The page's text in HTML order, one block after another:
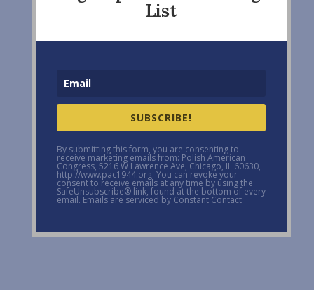
List
SUBSCRIBE!
By submitting this form, you are consenting to
receive marketing emails from: Polish American
Congress, 5216 W Lawrence Ave, Chicago, IL 60630,
http://www.pac1944.org. You can revoke your
consent to receive emails at any time by using the
SafeUnsubscribe® link, found at the bottom of every
email. Emails are serviced by Constant Contact